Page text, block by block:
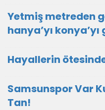
Yetmiş metreden
hanya’yı
Hayallerin ötesinde
Samsunspor Var
Tan!